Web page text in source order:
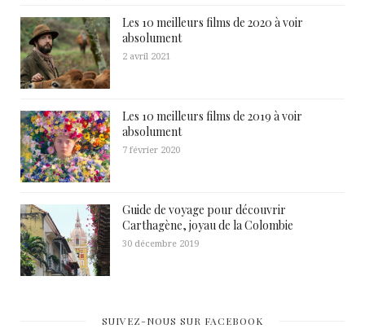
Les 10 meilleurs films de 2020 à voir
absolument
2 avril 2021
Les 10 meilleurs films de 2019 à voir
absolument
7 février 2020
Guide de voyage pour découvrir
Carthagène, joyau de la Colombie
30 décembre 2019
SUIVEZ-NOUS SUR FACEBOOK